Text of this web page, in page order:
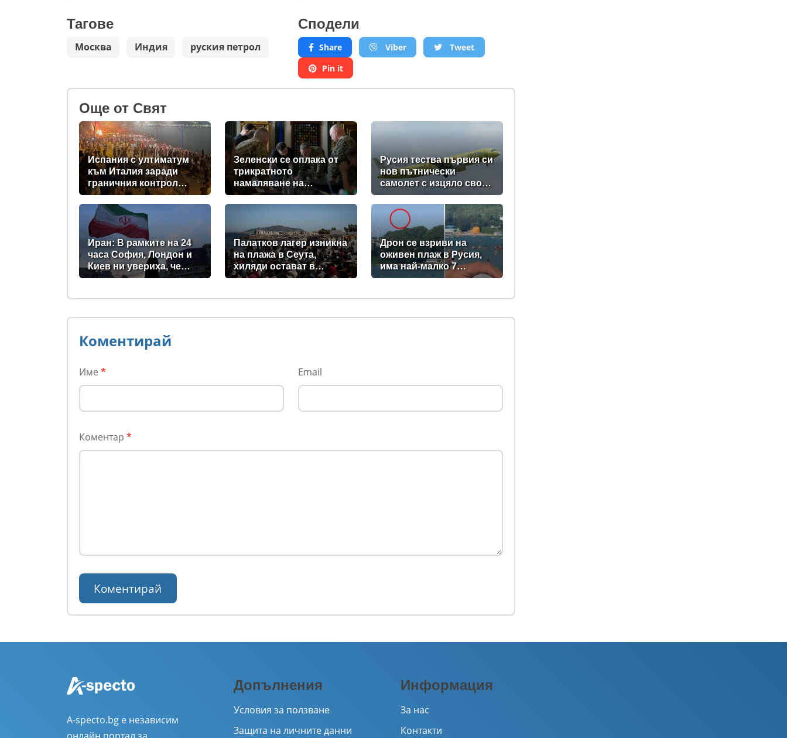
Тагове
Москва Индия руския петрол
Сподели
Share Viber
Tweet
Pin it
Oще от Свят
Испания с ултиматум
към Италия заради
граничния контрол
след нашествието в
Сеута
Зеленски се оплака от
трикратното
намаляване на
доставките на ракети-
прехващачи от Запада
Русия тества първия си
нов пътнически
самолет с изцяло свои
компоненти (видео +
снимки)
Иран: В рамките на 24
часа София, Лондон и
Киев ни увериха, че
няма да станат част от
Палатков лагер изникна
на плажа в Сеута,
хиляди остават в
испанския ексклав
Дрон се взриви на
оживен плаж в Русия,
има най-малко 7
загинали, сред тях и три
Коментирай
Име * Email
Коментар *
A-specto.bg е независим
Допълнения
Условия за ползване
Защита на личните данни
Информация
За нас
Контакти